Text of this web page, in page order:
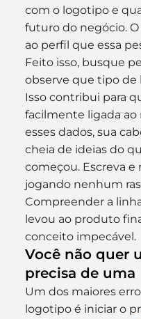
com o logotipo e
futuro do negócio.
ao perfil que essa
Feito isso, busque
observe que tipo
Isso contribui para
facilmente ligada
esses dados, sua
cheia de ideias do
começou. Escreva e
jogando nenhum
Compreender a
levou ao produto
conceito impecável.
Você não quer
precisa de uma
Um dos maiores
logotipo é iniciar o